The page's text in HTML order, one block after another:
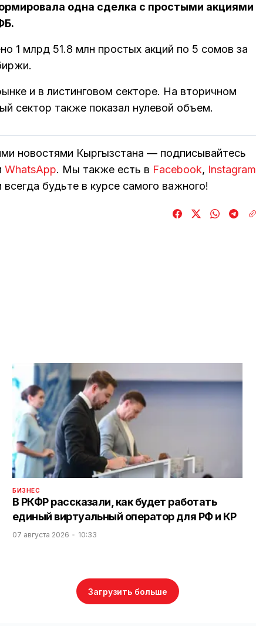
одна сделка с простыми акциями
1 млрд 51.8 млн простых акций по 5 сомов за
и в листинговом секторе. На вторичном
сектор также показал нулевой объем.
новостями Кыргызстана — подписывайтесь
WhatsApp. Мы также есть в Facebook, Instagram
будьте в курсе самого важного!
БИЗНЕС
В РКФР рассказали, как будет работать
единый виртуальный оператор для РФ и КР
07 августа 2026 10:33
Загрузить больше